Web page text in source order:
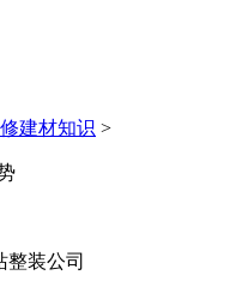
建材知识 >
整装公司